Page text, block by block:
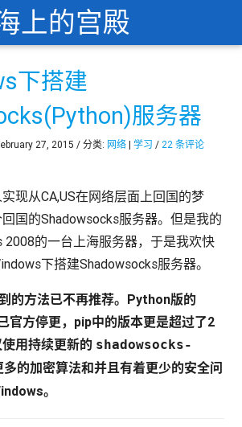
上的宫殿
下搭建
服务器
27, 2015 / 分类: 网络 |学习 /22 条评论
现从CA,US在网络层面上回国的梦
国的Shadowsocks服务器。但是我的
2008的一台上海服务器，于是我欢快
下搭建Shadowsocks服务器。
的方法已不再推荐。Python版的
官方停更，pip中的版本更是超过了2
用持续更新的 shadowsocks-
多的加密算法和并且有着更少的安全问
。